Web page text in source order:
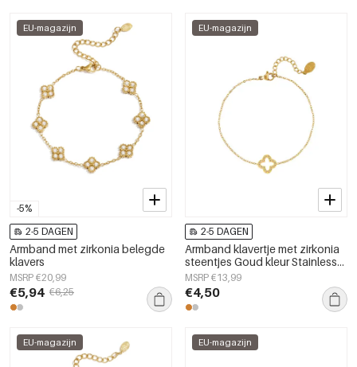
-5%
EU-magazijn
2-5 DAGEN
Armband met zirkonia belegde
klavers
MSRP €20,99
€5,94 €6,25
EU-magazijn
2-5 DAGEN
Armband klavertje met zirkonia
steentjes Goud kleur Stainless
Steel
MSRP €13,99
€4,50
EU-magazijn EU-magazijn